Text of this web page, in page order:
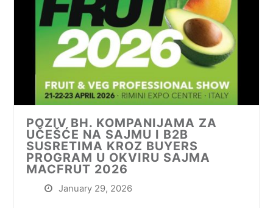
POZIV BH. KOMPANIJAMA ZA
UČEŠĆE NA SAJMU I B2B
SUSRETIMA KROZ BUYERS
PROGRAM U OKVIRU SAJMA
MACFRUT 2026
January 29, 2026